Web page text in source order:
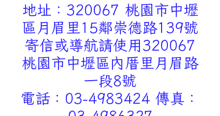
地址：320067 桃園市中壢
區月眉里15鄰崇德路139號
寄信或導航請使用320067
桃園市中壢區內厝里月眉路
一段8號
電話：03-4983424 傳真：